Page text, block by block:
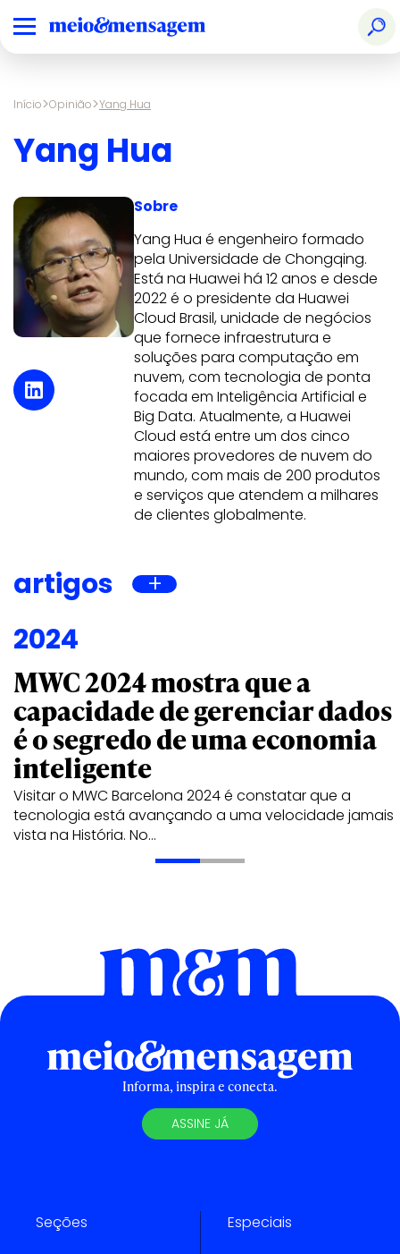
Início>Opinião>Yang Hua
Yang Hua
Sobre
Yang Hua é engenheiro formado
pela Universidade de Chongqing.
Está na Huawei há 12 anos e desde
2022 é o presidente da Huawei
Cloud Brasil, unidade de negócios
que fornece infraestrutura e
soluções para computação em
nuvem, com tecnologia de ponta
focada em Inteligência Artificial e
Big Data. Atualmente, a Huawei
Cloud está entre um dos cinco
maiores provedores de nuvem do
mundo, com mais de 200 produtos
e serviços que atendem a milhares
de clientes globalmente.
artigos
2024
MWC 2024 mostra que a
capacidade de gerenciar dados
é o segredo de uma economia
inteligente
Visitar o MWC Barcelona 2024 é constatar que a
tecnologia está avançando a uma velocidade jamais
vista na História. No…
Informa, inspira e conecta.
ASSINE JÁ
Seções Especiais